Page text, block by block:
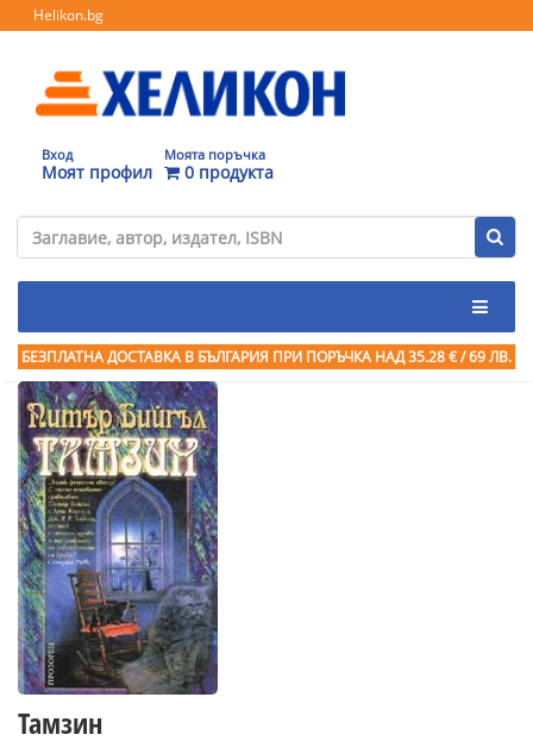
Helikon.bg
Вход
Моят профил
Моята поръчка
0 продукта
БЕЗПЛАТНА ДОСТАВКА В БЪЛГАРИЯ ПРИ ПОРЪЧКА НАД 35.28 € / 69 ЛВ.
Тамзин